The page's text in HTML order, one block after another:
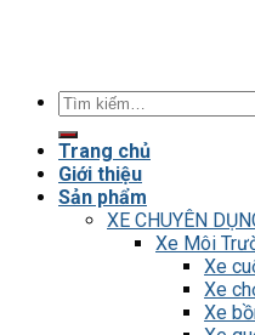
Tìm
Trang chủ
Giới thiệu
Sản phẩm
XE CHUYÊN
Xe Môi
Xe
Xe
Xe